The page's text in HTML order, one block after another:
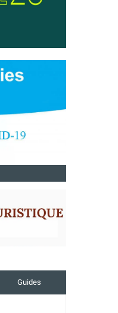
Guides